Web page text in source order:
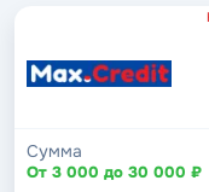
Сумма
От 3 000 до 30 000 ₽